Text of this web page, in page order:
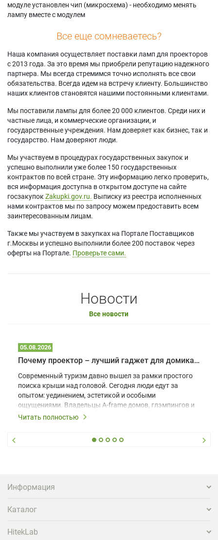
модуле установлен чип (микросхема) - необходимо менять
лампу вместе с модулем
Все еще сомневаетесь?
Наша компания осуществляет поставки ламп для проекторов
с 2013 года. За это время мы приобрели репутацию надежного
партнера. Мы всегда стремимся точно исполнять все свои
обязательства. Всегда идем на встречу клиенту. Большинство
наших клиентов становятся нашими постоянными клиентами.
Мы поставили лампы для более 20 000 клиентов. Среди них и
частные лица, и коммерческие организации, и
государственные учреждения. Нам доверяет как бизнес, так и
государство. Нам доверяют люди.
Мы участвуем в процедурах государственных закупок и
успешно выполнили уже более 150 государственных
контрактов по всей стране. Эту информацию легко проверить,
вся информация доступна в открытом доступе на сайте
госзакупок Zakupki.gov.ru. Выписку из реестра исполненных
нами контрактов мы по запросу можем предоставить всем
заинтересованным лицам.
Также мы участвуем в закупках на Портале Поставщиков
г.Москвы и успешно выполнили более 200 поставок через
оферты на Портале. Проверьте сами.
Новости
Все новости
05.08.2026
Почему проектор – лучший гаджет для домика в глэмпинге
Современный туризм давно вышел за рамки простого
поиска крыши над головой. Сегодня люди едут за
опытом: уединением, эстетикой и особыми
ощущениями. Владельцы A-frame домов, глэмпингов и
шале понимают, что конкуренция растет, и
вернуться и поделиться впечатлениями в соцсетях,
проектора.
Читать полностью
Информация
Каталог
HitekLab